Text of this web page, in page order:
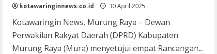
kotawaringinnews.co.id 30 April 2025
Kotawaringin News, Murung Raya – Dewan
Perwakilan Rakyat Daerah (DPRD) Kabupaten
Murung Raya (Mura) menyetujui empat Rancangan...